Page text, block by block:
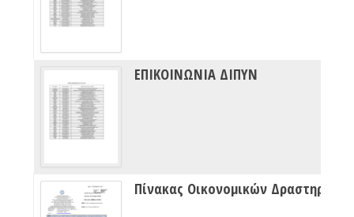
ΕΠΙΚΟΙΝΩΝΙΑ ΔΙΠΥΝ